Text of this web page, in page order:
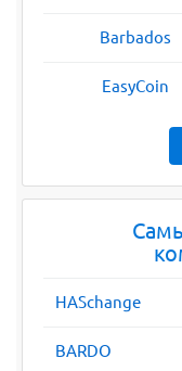
Barbados
EasyCoin
HASchange
BARDO